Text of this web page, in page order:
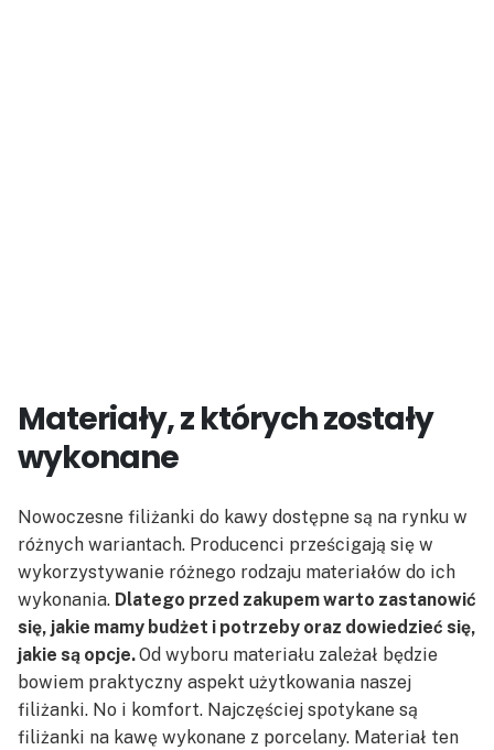
Materiały, z których zostały
wykonane
Nowoczesne filiżanki do kawy dostępne są na rynku w
różnych wariantach. Producenci prześcigają się w
wykorzystywanie różnego rodzaju materiałów do ich
wykonania. Dlatego przed zakupem warto zastanowić
się, jakie mamy budżet i potrzeby oraz dowiedzieć się,
jakie są opcje.Od wyboru materiału zależał będzie
bowiem praktyczny aspekt użytkowania naszej
filiżanki. No i komfort. Najczęściej spotykane są
filiżanki na kawę wykonane z porcelany. Materiał ten